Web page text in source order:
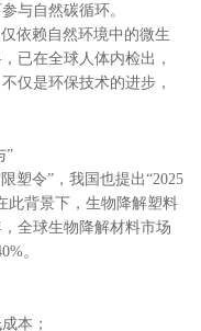
与自然碳循环。
依赖自然环境中的微生
已在全球人体内检出，
仅是环保技术的进步，
”
塑令”，我国也提出“2025
此背景下，生物降解塑料
全球生物降解材料市场
。
本；